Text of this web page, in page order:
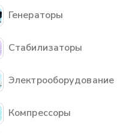
Генераторы
Стабилизаторы
Электрооборудование
Компрессоры